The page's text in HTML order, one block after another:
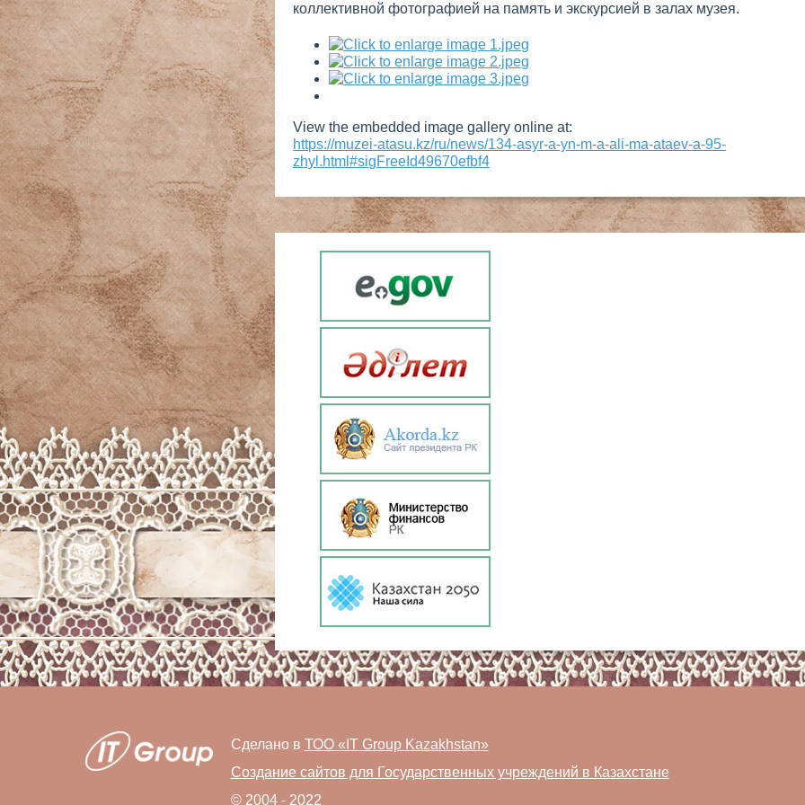
коллективной фотографией на память и экскурсией в залах музея.
View the embedded image gallery online at:
https://muzei-atasu.kz/ru/news/134-asyr-a-yn-m-a-ali-ma-ataev-a-95-
zhyl.html#sigFreeId49670efbf4
Сделано в ТОО «IT Group Kazakhstan»
Создание сайтов для Государственных учреждений в Казахстане
© 2004 - 2022